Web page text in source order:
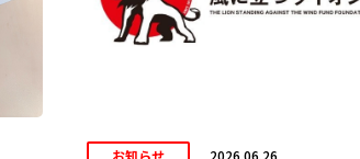
お知らせ 2026.06.26